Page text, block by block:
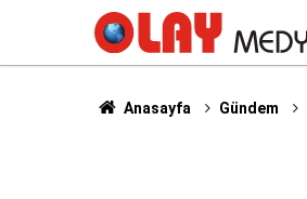
Anasayfa Gündem